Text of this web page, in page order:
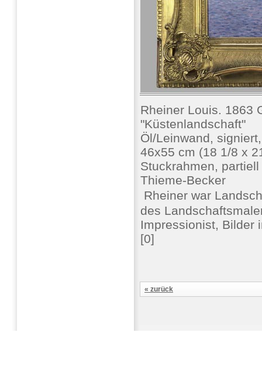
Rheiner Louis. 1863
"Küstenlandschaft"
Öl/Leinwand,
46x55 cm (18 1/8 x
Stuckrahmen,
Thieme-Becker
Rheiner war
des
Impressionist, Bilder
[0]
« zurück